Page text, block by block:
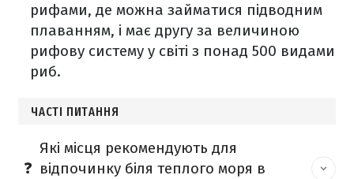
рифами, де можна займатися підводним
плаванням, і має другу за величиною
рифову систему у світі з понад 500 видами
риб.
ЧАСТІ ПИТАННЯ
Які місця рекомендують для
відпочинку біля теплого моря в